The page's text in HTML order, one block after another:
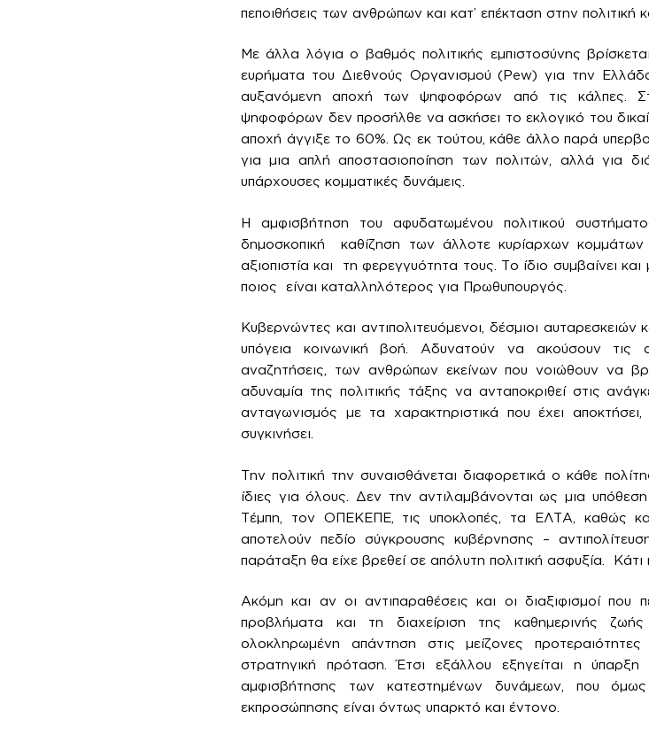
πεποιθήσεις των ανθρώπων και κατ’ επέκταση στην πολιτική
Με άλλα λόγια ο βαθμός πολιτικής εμπιστοσύνης
ευρήματα του Διεθνούς Οργανισμού (Pew) για την
αυξανόμενη αποχή των ψηφοφόρων από τις κάλπες.
ψηφοφόρων δεν προσήλθε να ασκήσει το εκλογικό του
αποχή άγγιξε το 60%. Ως εκ τούτου, κάθε άλλο παρά
για μια απλή αποστασιοποίηση των πολιτών, αλλά για
υπάρχουσες κομματικές δυνάμεις.
Η αμφισβήτηση του αφυδατωμένου πολιτικού
δημοσκοπική καθίζηση των άλλοτε κυρίαρχων
αξιοπιστία και τη φερεγγυότητα τους. Το ίδιο συμβαίνει
ποιος είναι καταλληλότερος για Πρωθυπουργός.
Κυβερνώντες και αντιπολιτευόμενοι, δέσμιοι
υπόγεια κοινωνική βοή. Αδυνατούν να ακούσουν τις
αναζητήσεις, των ανθρώπων εκείνων που νοιώθουν να
αδυναμία της πολιτικής τάξης να ανταποκριθεί στις
ανταγωνισμός με τα χαρακτηριστικά που έχει
συγκινήσει.
Την πολιτική την συναισθάνεται διαφορετικά ο κάθε
ίδιες για όλους. Δεν την αντιλαμβάνονται ως μια
Τέμπη, τον ΟΠΕΚΕΠΕ, τις υποκλοπές, τα ΕΛΤΑ, καθώς
αποτελούν πεδίο σύγκρουσης κυβέρνησης –
παράταξη θα είχε βρεθεί σε απόλυτη πολιτική ασφυξία.
Ακόμη και αν οι αντιπαραθέσεις και οι διαξιφισμοί
προβλήματα και τη διαχείριση της καθημερινής
ολοκληρωμένη απάντηση στις μείζονες
στρατηγική πρόταση. Έτσι εξάλλου εξηγείται η
αμφισβήτησης των κατεστημένων δυνάμεων, που όμως
εκπροσώπησης είναι όντως υπαρκτό και έντονο.